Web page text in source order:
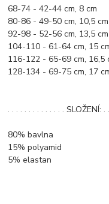
68-74 - 42-44 cm, 8 cm
80-86 - 49-50 cm, 10,5 cm
92-98 - 52-56 cm, 13,5 cm
104-110 - 61-64 cm, 15
116-122 - 65-69 cm, 16,5
128-134 - 69-75 cm, 17
. . . . . . . . . . . . . . SLOŽENÍ: .
80% bavlna
15% polyamid
5% elastan